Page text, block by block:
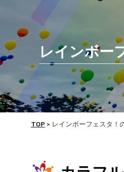
レインボー
TOP > レインボーフェスタ！